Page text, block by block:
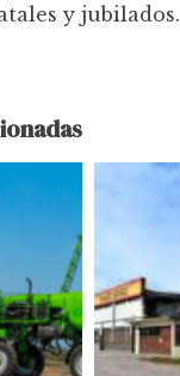
y jubilados.